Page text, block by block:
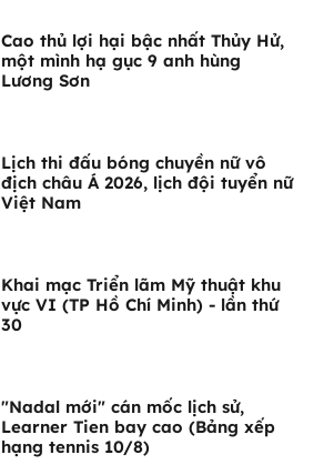
Cao thủ lợi hại bậc nhất Thủy Hử,
một mình hạ gục 9 anh hùng
Lương Sơn
Lịch thi đấu bóng chuyền nữ vô
địch châu Á 2026, lịch đội tuyển nữ
Việt Nam
Khai mạc Triển lãm Mỹ thuật khu
vực VI (TP Hồ Chí Minh) - lần thứ
30
"Nadal mới" cán mốc lịch sử,
Learner Tien bay cao (Bảng xếp
hạng tennis 10/8)